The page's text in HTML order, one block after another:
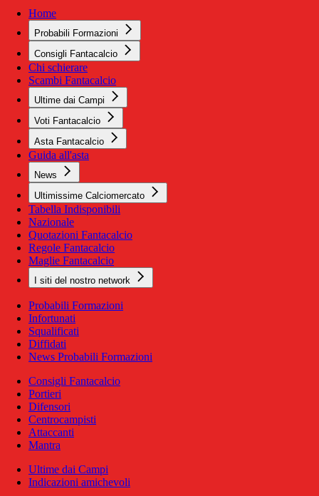
Home
Probabili Formazioni
Consigli Fantacalcio
Chi schierare
Scambi Fantacalcio
Ultime dai Campi
Voti Fantacalcio
Asta Fantacalcio
Guida all'asta
News
Ultimissime Calciomercato
Tabella Indisponibili
Nazionale
Quotazioni Fantacalcio
Regole Fantacalcio
Maglie Fantacalcio
I siti del nostro network
Probabili Formazioni
Infortunati
Squalificati
Diffidati
News Probabili Formazioni
Consigli Fantacalcio
Portieri
Difensori
Centrocampisti
Attaccanti
Mantra
Ultime dai Campi
Indicazioni amichevoli